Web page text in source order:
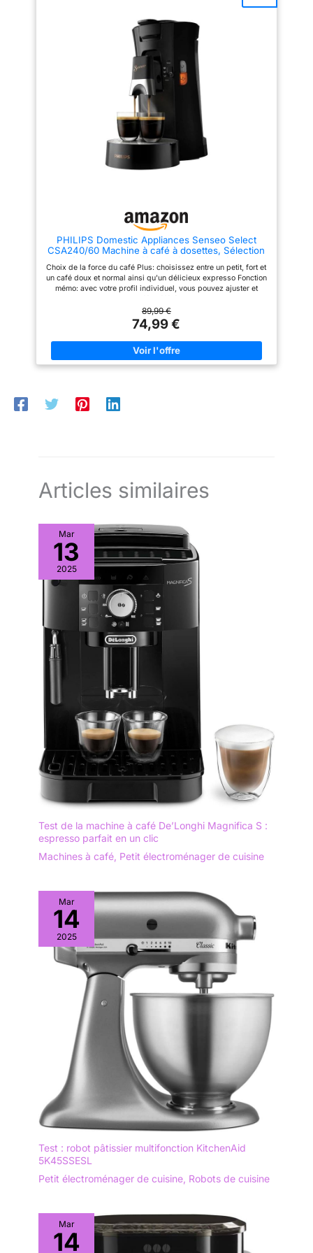
: Les capsules Nespresso sont
recyclables Toutes les capsules
en aluminium collectées par
Capsule faite avec au moins
rapide : 25 secondes Mode
économiseur d'énergie: la
machine bascule
automatiquement en veille au
bout de 3 minutes d'inutilisation
et se met hors tension après 9
minutes de non utilisation
Réservoir d'eau amovible de
0,7L Bac d'égouttage et bac à
capsules usagées (pour 9-11
capsules) séparés pour une
meilleure hygiène
PHILIPS Domestic Appliances Senseo Select
CSA240/60 Machine à café à dosettes, Sélection
plastique recyclé, Noir
Choix de la force du café Plus: choisissez entre un petit, fort et
un café doux et normal ainsi qu'un délicieux expresso Fonction
mémo: avec votre profil individuel, vous pouvez ajuster et
système breveté Senseo Crema garantit désormais une crème
à pores fins encore meilleure à chaque café Fabriqué à partir
de 21 Percentage de plastique recyclé : fabriqué à partir de 21
Percentage de plastique recyclé pour les pièces qui n'entrent
pas en contact avec les aliments Une ou deux tasses à la fois:
préparez une ou deux tasses de votre délicieux café Senseo
89,99 €
74,99 €
Articles similaires
Mar
13
2025
Test de la machine à café De’Longhi Magnifica S :
espresso parfait en un clic
Machines à café Petit électroménager de cuisine
Mar
14
2025
Test : robot pâtissier multifonction KitchenAid
5K45SSESL
Petit électroménager de cuisine Robots de cuisine
Mar
14